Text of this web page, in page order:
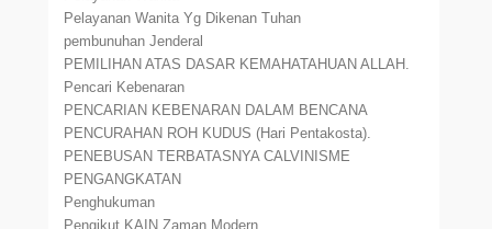
Pelayanan Wanita Yg Dikenan Tuhan
pembunuhan Jenderal
PEMILIHAN ATAS DASAR KEMAHATAHUAN ALLAH.
Pencari Kebenaran
PENCARIAN KEBENARAN DALAM BENCANA
PENCURAHAN ROH KUDUS (Hari Pentakosta).
PENEBUSAN TERBATASNYA CALVINISME
PENGANGKATAN
Penghukuman
Pengikut KAIN Zaman Modern